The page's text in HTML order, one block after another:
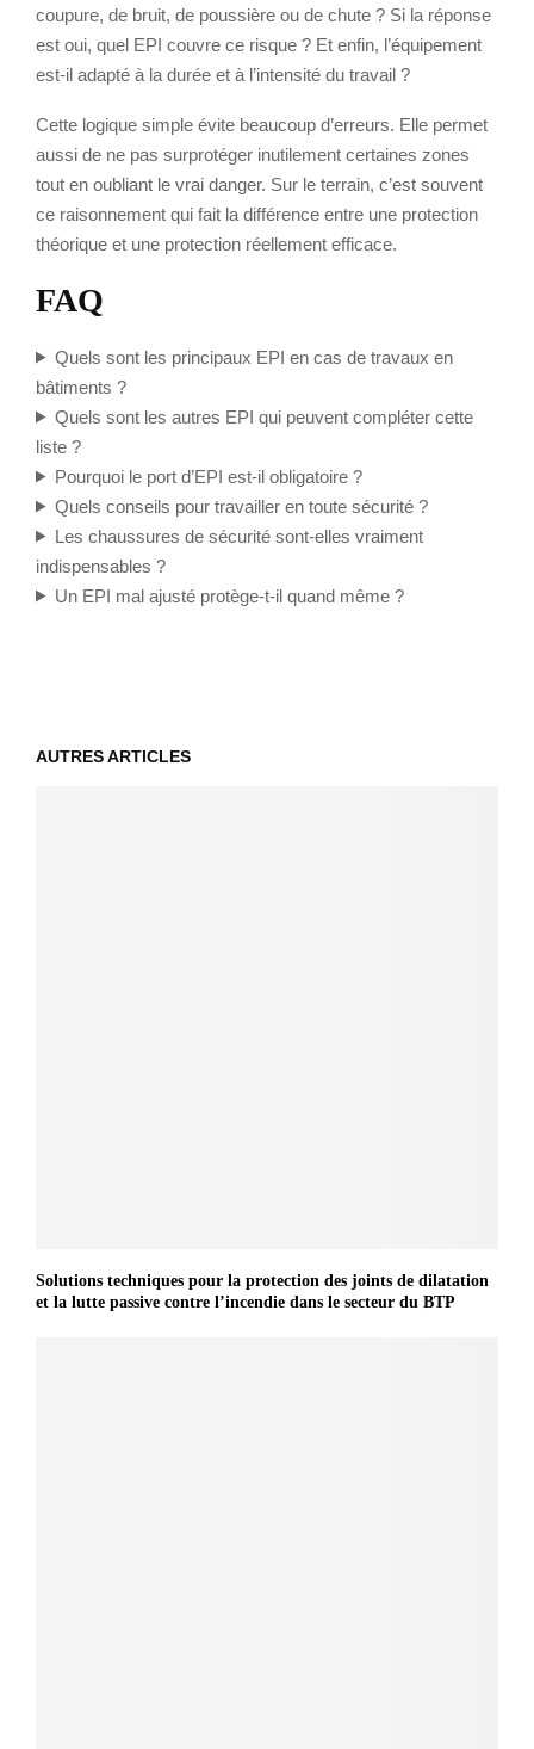
coupure, de bruit, de poussière ou de chute ? Si la réponse
est oui, quel EPI couvre ce risque ? Et enfin, l’équipement
est-il adapté à la durée et à l’intensité du travail ?
Cette logique simple évite beaucoup d’erreurs. Elle permet
aussi de ne pas surprotéger inutilement certaines zones
tout en oubliant le vrai danger. Sur le terrain, c’est souvent
ce raisonnement qui fait la différence entre une protection
théorique et une protection réellement efficace.
FAQ
Quels sont les principaux EPI en cas de travaux en
bâtiments ?
Quels sont les autres EPI qui peuvent compléter cette
liste ?
Pourquoi le port d’EPI est-il obligatoire ?
Quels conseils pour travailler en toute sécurité ?
Les chaussures de sécurité sont-elles vraiment
indispensables ?
Un EPI mal ajusté protège-t-il quand même ?
AUTRES ARTICLES
Solutions techniques pour la protection des joints de dilatation
et la lutte passive contre l’incendie dans le secteur du BTP